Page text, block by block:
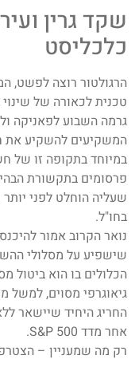
שקד גרין
כלכליסט
הרגולטור רוצה לפשט,
טכנית לכאורה של
גרמה השבוע לפאניקה
המשקיעים להשקיע את
במיוחד בתקופה זו של
פרסומים בתקשורת
שעליה הוחלט לפני
בחו"ל.
נואר הקרוב אמור
שישפיע על מסלולי
הכלולים בו הוא ביטול
גיאוגרפי מסוים, למשל
החריג היחיד שיישאר
אחר מדד S&P 500.
רק מה שמעניין –